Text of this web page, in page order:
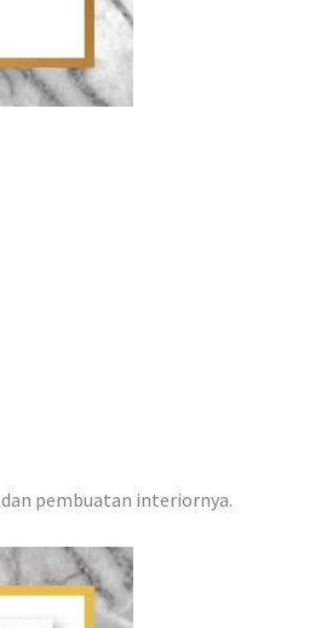
dan pembuatan interiornya.